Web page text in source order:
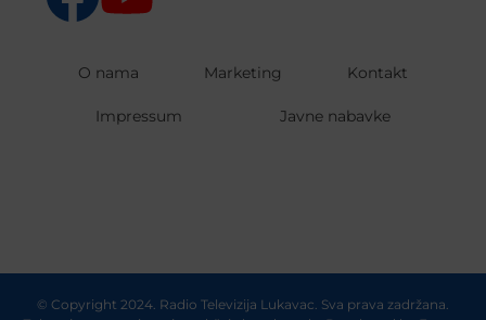
O nama Marketing Kontakt
Impressum Javne nabavke
© Copyright 2024. Radio Televizija Lukavac. Sva prava zadržana.